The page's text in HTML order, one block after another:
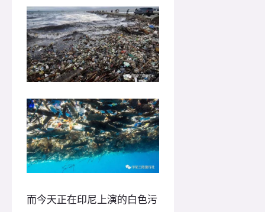
而今天正在印尼上演的白色污